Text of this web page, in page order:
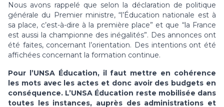
Nous avons rappelé que selon la déclaration de politique
générale du Premier ministre, “l’Éducation nationale est à
sa place, c’est-à-dire à la première place” et que “la France
est aussi la championne des inégalités”. Des annonces ont
été faites, concernant l’orientation. Des intentions ont été
affichées concernant la formation continue.
Pour l’UNSA Éducation, il faut mettre en cohérence
les mots avec les actes et donc avoir des budgets en
conséquence. L’UNSA Éducation reste mobilisée dans
toutes les instances, auprès des administrations et